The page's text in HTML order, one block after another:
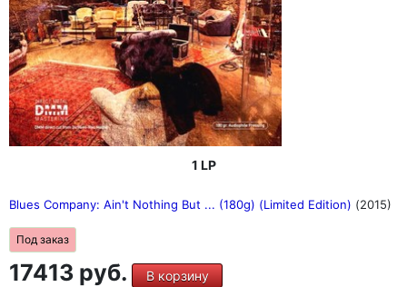
1 LP
Blues Company: Ain't Nothing But ... (180g) (Limited Edition) (2015)
Под заказ
17413 руб. В корзину